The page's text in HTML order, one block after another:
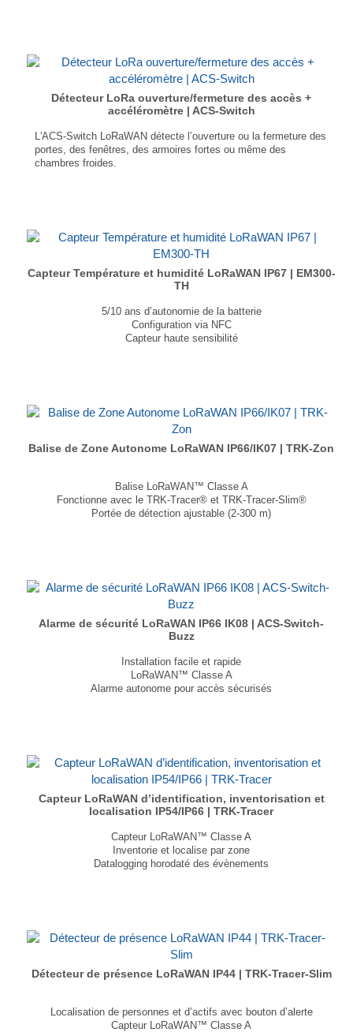
...
Détecteur LoRa ouverture/fermeture des accès +
accéléromètre | ACS-Switch
L'ACS-Switch LoRaWAN détecte l’ouverture ou la fermeture des
portes, des fenêtres, des armoires fortes ou même des
chambres froides.
Capteur Température et humidité LoRaWAN IP67 | EM300-
TH
5/10 ans d’autonomie de la batterie
Configuration via NFC
Capteur haute sensibilité
Balise de Zone Autonome LoRaWAN IP66/IK07 | TRK-Zon
Balise LoRaWAN™ Classe A
Fonctionne avec le TRK-Tracer® et TRK-Tracer-Slim®
Portée de détection ajustable (2-300 m)
Alarme de sécurité LoRaWAN IP66 IK08 | ACS-Switch-
Buzz
Installation facile et rapide
LoRaWAN™ Classe A
Alarme autonome pour accès sécurisés
Durée de vie de plus de 5 ans
...
Capteur LoRaWAN d’identification, inventorisation et
localisation IP54/IP66 | TRK-Tracer
Capteur LoRaWAN™ Classe A
Inventorie et localise par zone
Datalogging horodaté des évènements
Détecteur de présence LoRaWAN IP44 | TRK-Tracer-Slim
Localisation de personnes et d’actifs avec bouton d’alerte
Capteur LoRaWAN™ Classe A